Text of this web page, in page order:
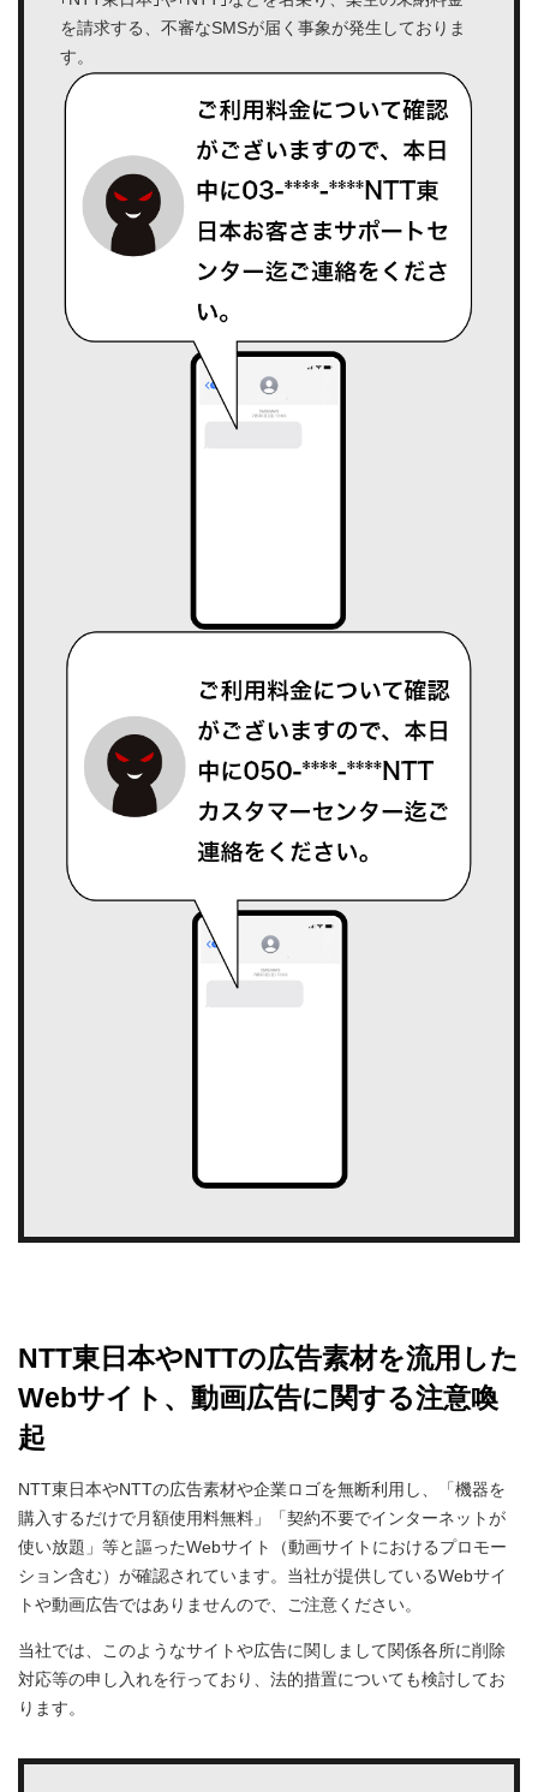
を請求する、 不審なSMSが届く事象が発生しておりま
す。
NTT東日本やNTTの広告素材を流用した
Webサイト、動画広告に関する注意喚
起
NTT東日本やNTTの広告素材や企業ロゴを無断利用し、「機器を
購入するだけで月額使用料無料」「契約不要でインターネットが
使い放題」等と謳ったWebサイト（動画サイトにおけるプロモー
ション含む）が確認されています。当社が提供しているWebサイ
トや動画広告ではありませんので、ご注意ください。
当社では、このようなサイトや広告に関しまして関係各所に削除
対応等の申し入れを行っており、法的措置についても検討してお
ります。